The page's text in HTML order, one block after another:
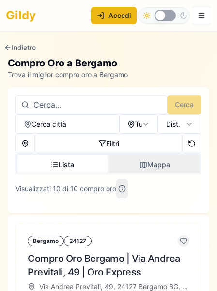
Gildy Accedi
Indietro
Compro Oro a Bergamo
Trova il miglior compro oro a Bergamo
Cerca
Cerca città Tutti Dist.
Filtri
Lista Mappa
Visualizzati 10 di 10 compro oro
Bergamo 24127
Compro Oro Bergamo | Via Andrea
Previtali, 49 | Oro Express
Via Andrea Previtali, 49, 24127 Bergamo BG, Italia